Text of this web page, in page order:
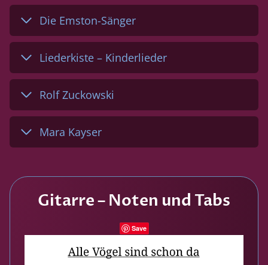
Die Emston-Sänger
Liederkiste – Kinderlieder
Rolf Zuckowski
Mara Kayser
Gitarre – Noten und Tabs
Save